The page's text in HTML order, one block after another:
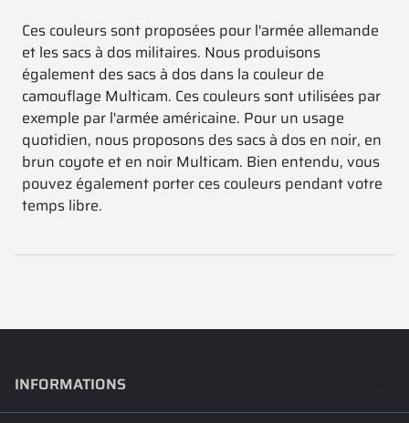
Ces couleurs sont proposées pour l'armée allemande
et les sacs à dos militaires. Nous produisons
également des sacs à dos dans la couleur de
camouflage Multicam. Ces couleurs sont utilisées par
exemple par l'armée américaine. Pour un usage
quotidien, nous proposons des sacs à dos en noir, en
brun coyote et en noir Multicam. Bien entendu, vous
pouvez également porter ces couleurs pendant votre
temps libre.
INFORMATIONS